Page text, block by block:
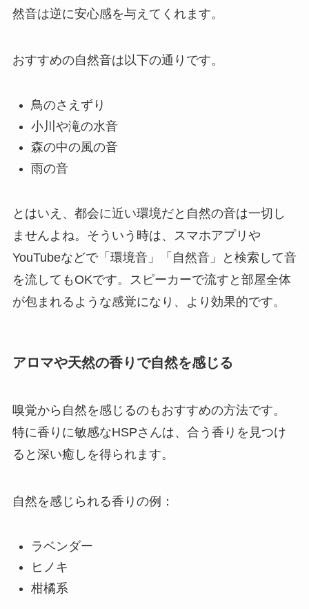
然音は逆に安心感を与えてくれます。
おすすめの自然音は以下の通りです。
鳥のさえずり
小川や滝の水音
森の中の風の音
雨の音
とはいえ、都会に近い環境だと自然の音は一切し
ませんよね。そういう時は、スマホアプリや
YouTubeなどで「環境音」「自然音」と検索して音
を流してもOKです。スピーカーで流すと部屋全体
が包まれるような感覚になり、より効果的です。
アロマや天然の香りで自然を感じる
嗅覚から自然を感じるのもおすすめの方法です。
特に香りに敏感なHSPさんは、合う香りを見つけ
ると深い癒しを得られます。
自然を感じられる香りの例：
ラベンダー
ヒノキ
柑橘系